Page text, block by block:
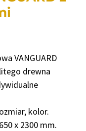
VANGUARD
drewna
kolor.
x 2300 mm.